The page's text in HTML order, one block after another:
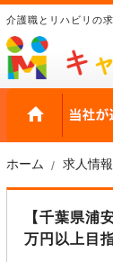
介護職とリハビリの
ホーム 求人情報
【千葉県浦
万円以上目